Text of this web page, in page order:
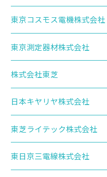
東京コスモス電機株式会社
東京測定器材株式会社
株式会社東芝
日本キヤリヤ株式会社
東芝ライテック株式会社
東日京三電線株式会社